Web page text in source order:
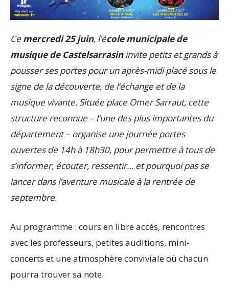
Ce mercredi 25 juin, l’école municipale de
musique de Castelsarrasininvite petits et grands à
pousser ses portes pour un après-midi placé sous le
signe de la découverte, de l’échange et de la
musique vivante. Située place Omer Sarraut, cette
structure reconnue – l’une des plus importantes du
département – organise une journée portes
ouvertes de 14h à 18h30, pour permettre à tous de
s’informer, écouter, ressentir… et pourquoi pas se
lancer dans l’aventure musicale à la rentrée de
septembre.
Au programme : cours en libre accès, rencontres
avec les professeurs, petites auditions, mini-
concerts et une atmosphère conviviale où chacun
pourra trouver sa note.